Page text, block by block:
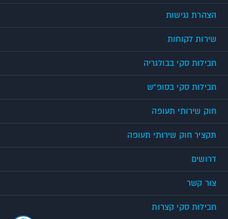
הצהרת נגישות
שירות לקוחות
חבילות סקי בבולגריה
חבילות סקי בסופ"ש
חוק שירותי תעופה
תקציר חוק שירותי תעופה
דרושים
צור קשר
חבילות סקי קצרות